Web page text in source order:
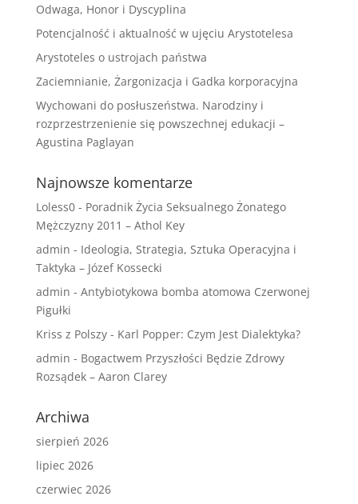
Odwaga, Honor i Dyscyplina
Potencjalność i aktualność w ujęciu Arystotelesa
Arystoteles o ustrojach państwa
Zaciemnianie, Żargonizacja i Gadka korporacyjna
Wychowani do posłuszeństwa. Narodziny i
rozprzestrzenienie się powszechnej edukacji –
Agustina Paglayan
Najnowsze komentarze
Loless0- Poradnik Życia Seksualnego Żonatego
Mężczyzny 2011 – Athol Key
admin - Ideologia, Strategia, Sztuka Operacyjna i
Taktyka – Józef Kossecki
admin - Antybiotykowa bomba atomowa Czerwonej
Pigułki
Kriss z Polszy- Karl Popper: Czym Jest Dialektyka?
admin - Bogactwem Przyszłości Będzie Zdrowy
Rozsądek – Aaron Clarey
Archiwa
sierpień 2026
lipiec 2026
czerwiec 2026